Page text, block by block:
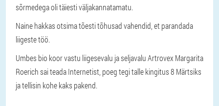
sõrmedega oli täiesti väljakannatamatu.
Naine hakkas otsima tõesti tõhusad vahendid, et parandada
liigeste töö.
Umbes bio koor vastu liigesevalu ja seljavalu Artrovex Margarita
Roerich sai teada Internetist, poeg tegi talle kingitus 8 Märtsiks
ja tellisin kohe kaks pakend.